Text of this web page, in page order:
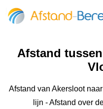
Afstand tussen
Afstand van Akersloot
lijn - Afstand over